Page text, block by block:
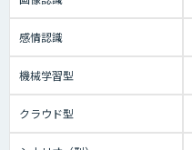
感情認識
機械学習型
クラウド型